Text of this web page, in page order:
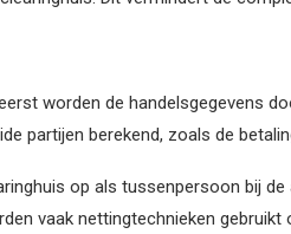
worden de handelsgegevens
partijen berekend, zoals de
op als tussenpersoon bij
vaak nettingtechnieken